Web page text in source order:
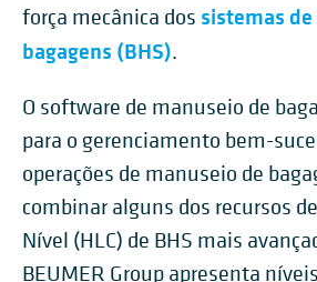
força mecânica dos sistemas
bagagens (BHS).
O software de manuseio de
para o gerenciamento bem-
operações de manuseio de
combinar alguns dos recursos
Nível (HLC) de BHS mais
BEUMER Group apresenta